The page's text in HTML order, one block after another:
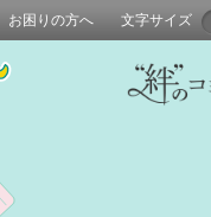
お困りの方へ 文字サイズ